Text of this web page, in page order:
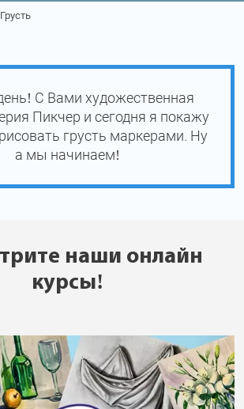
Грусть
С Вами художественная
Пикчер и сегодня я покажу
грусть маркерами. Ну
а мы начинаем!
наши онлайн
курсы!